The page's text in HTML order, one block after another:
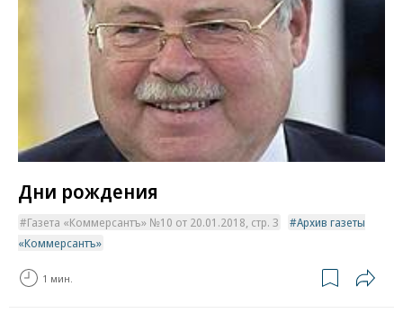
Дни рождения
Газета «Коммерсантъ» №10 от 20.01.2018, стр. 3
Архив газеты
«Коммерсантъ»
1 мин.